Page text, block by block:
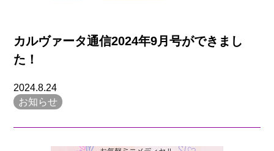
カルヴァータ通信2024年9月号ができまし
た！
2024.8.24
お知らせ